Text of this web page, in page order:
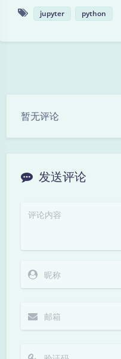
jupyter python
暂无评论
发送评论